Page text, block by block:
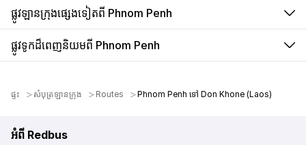
ផ្លូវឡានក្រុងផ្សេងទៀតពី Phnom Penh
ផ្លូវទូកដ៏ពេញនិយមពី Phnom Penh
ផ្ទះ សំបុត្រឡានក្រុង Routes Phnom Penh ទៅ Don Khone (Laos)
អំពី Redbus